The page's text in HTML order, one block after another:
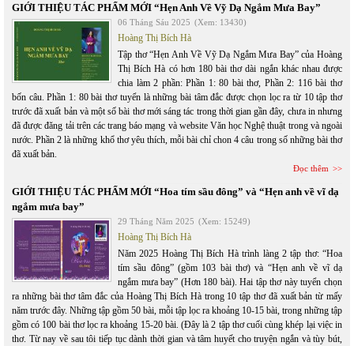
GIỚI THIỆU TÁC PHẨM MỚI “Hẹn Anh Về Vỹ Dạ Ngắm Mưa Bay”
06 Tháng Sáu 2025 (Xem: 13430)
Hoàng Thị Bích Hà
Tập thơ “Hẹn Anh Về Vỹ Dạ Ngắm Mưa Bay” của Hoàng
Thị Bích Hà có hơn 180 bài thơ dài ngắn khác nhau được
chia làm 2 phần: Phần 1: 80 bài thơ, Phần 2: 116 bài thơ
bốn câu. Phần 1: 80 bài thơ tuyển là những bài tâm đắc được chọn lọc ra từ 10 tập thơ
trước đã xuất bản và một số bài thơ mới sáng tác trong thời gian gần đây, chưa in nhưng
đã được đăng tải trên các trang báo mạng và website Văn học Nghệ thuật trong và ngoài
nước. Phần 2 là những khổ thơ yêu thích, mỗi bài chỉ chon 4 câu trong số những bài thơ
đã xuất bản.
Đọc thêm
GIỚI THIỆU TÁC PHẨM MỚI “Hoa tím sầu đông” và “Hẹn anh về vĩ dạ
ngắm mưa bay”
29 Tháng Năm 2025 (Xem: 15249)
Hoàng Thị Bích Hà
Năm 2025 Hoàng Thị Bích Hà trình làng 2 tập thơ: “Hoa
tím sầu đông” (gồm 103 bài thơ) và “Hẹn anh về vĩ dạ
ngắm mưa bay” (Hơn 180 bài). Hai tập thơ này tuyển chọn
ra những bài thơ tâm đắc của Hoàng Thị Bích Hà trong 10 tập thơ đã xuất bản từ mấy
năm trước đây. Những tập gồm 50 bài, mỗi tập lọc ra khoảng 10-15 bài, trong những tập
gồm có 100 bài thơ lọc ra khoảng 15-20 bài. (Đây là 2 tập thơ cuối cùng khép lại việc in
thơ. Từ nay về sau tôi tiếp tục dành thời gian và tâm huyết cho truyện ngắn và tùy bút,